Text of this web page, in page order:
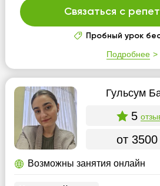
Связаться с
Пробный урок
Подробнее
Гульсум
5
от 3500
Возможны занятия онлайн